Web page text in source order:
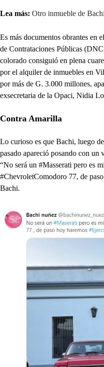
Lea más: Otro inmueble de
Es más documentos obrantes en
de Contrataciones Públicas
colorado consiguió en plena
por el alquiler de inmuebles en
por más de G. 3.000 millones,
exsecretaria de la Opaci, Nidia
Contra Amarilla
Lo curioso es que Bachi, luego
pasado apareció posando con
“No será un #Masserati pero es
#ChevroletComodoro 77, de
Bachi.